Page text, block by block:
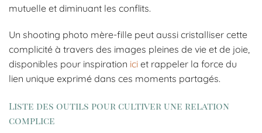
mutuelle et diminuant les conflits.
Un shooting photo mère-fille peut aussi cristalliser cette
complicité à travers des images pleines de vie et de joie,
disponibles pour inspiration ici et rappeler la force du
lien unique exprimé dans ces moments partagés.
Liste des outils pour cultiver une relation
complice